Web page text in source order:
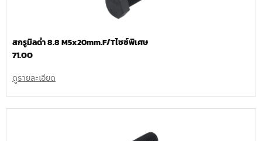
สกรูมิลดำ 8.8 M5x20mm.F/Tไซซ์พิเศษ
71.00
ดูรายละเอียด